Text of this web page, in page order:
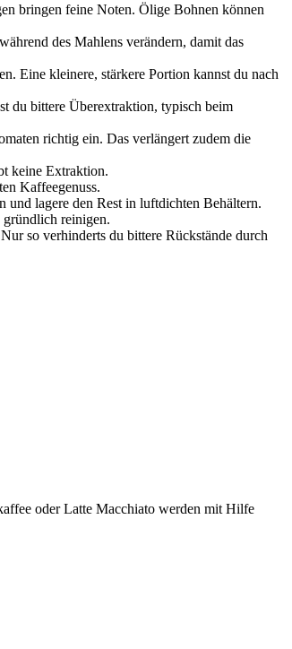
bringen feine Noten. Ölige Bohnen können
des Mahlens verändern, damit das
Eine kleinere, stärkere Portion kannst du nach
du bittere Überextraktion, typisch beim
richtig ein. Das verlängert zudem die
keine Extraktion.
Kaffeegenuss.
lagere den Rest in luftdichten Behältern.
reinigen.
so verhinderts du bittere Rückstände durch
oder Latte Macchiato werden mit Hilfe